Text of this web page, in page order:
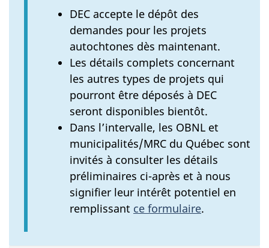
DEC accepte le dépôt des
demandes pour les projets
autochtones dès maintenant.
Les détails complets concernant
les autres types de projets qui
pourront être déposés à DEC
seront disponibles bientôt.
Dans l’intervalle, les OBNL et
municipalités/MRC du Québec sont
invités à consulter les détails
préliminaires ci-après et à nous
signifier leur intérêt potentiel en
remplissant ce formulaire.